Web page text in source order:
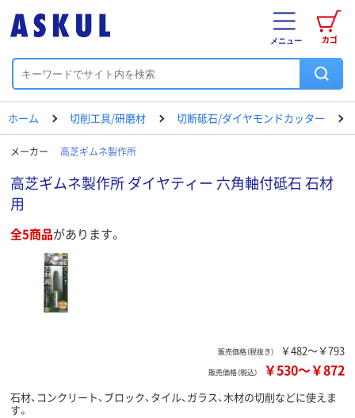
カゴ
メニュー
ホーム 切削工具/研磨材 切断砥石/ダイヤモンドカッター
メーカー 高芝ギムネ製作所
高芝ギムネ製作所 ダイヤティー 六角軸付砥石 石材
用
全5商品があります。
販売価格（税抜き） ￥482～￥793
販売価格（税込） ￥530～￥872
石材、コンクリート、ブロック、タイル、ガラス、木材の切削などに使えま
す。